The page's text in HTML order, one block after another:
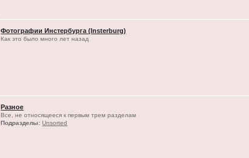
Фотографии Инстербурга (Insterburg)
Как это было много лет назад
Разное
Все, не относящееся к первым трем разделам
Подразделы: Unsorted